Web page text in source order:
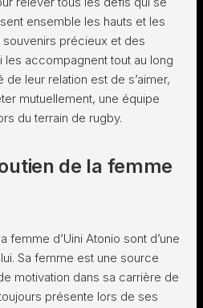
ensemble les hauts et les
précieux et des
accompagnent tout au long
de leur relation est de s’aimer,
mutuellement, une équipe
du terrain de rugby.
de la femme
femme d’Uini Atonio sont d’une
Sa femme est une source
motivation dans sa carrière de
présente lors de ses